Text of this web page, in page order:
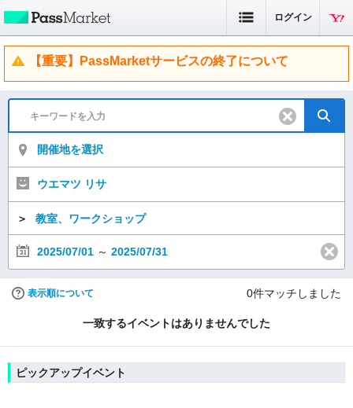
ログイン
【重要】PassMarketサービスの終了について
開催地を選択
ウエマツ リサ
＞ 教室、ワークショップ
2025/07/01 ～ 2025/07/31
表示順について 0件マッチしました
一致するイベントはありませんでした
ピックアップイベント